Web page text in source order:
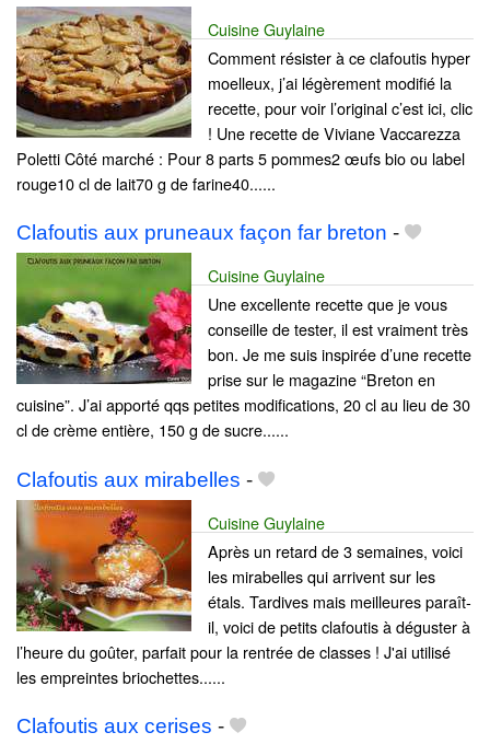
Cuisine Guylaine
Comment résister à ce clafoutis hyper
moelleux, j’ai légèrement modifié la
recette, pour voir l’original c’est ici, clic
! Une recette de Viviane Vaccarezza
Poletti Côté marché : Pour 8 parts 5 pommes2 œufs bio ou label
rouge10 cl de lait70 g de farine40......
Clafoutis aux pruneaux façon far breton -
Cuisine Guylaine
Une excellente recette que je vous
conseille de tester, il est vraiment très
bon. Je me suis inspirée d’une recette
prise sur le magazine “Breton en
cuisine”. J’ai apporté qqs petites modifications, 20 cl au lieu de 30
cl de crème entière, 150 g de sucre......
Clafoutis aux mirabelles -
Cuisine Guylaine
Après un retard de 3 semaines, voici
les mirabelles qui arrivent sur les
étals. Tardives mais meilleures paraît-
il, voici de petits clafoutis à déguster à
l’heure du goûter, parfait pour la rentrée de classes ! J'ai utilisé
les empreintes briochettes......
Clafoutis aux cerises -